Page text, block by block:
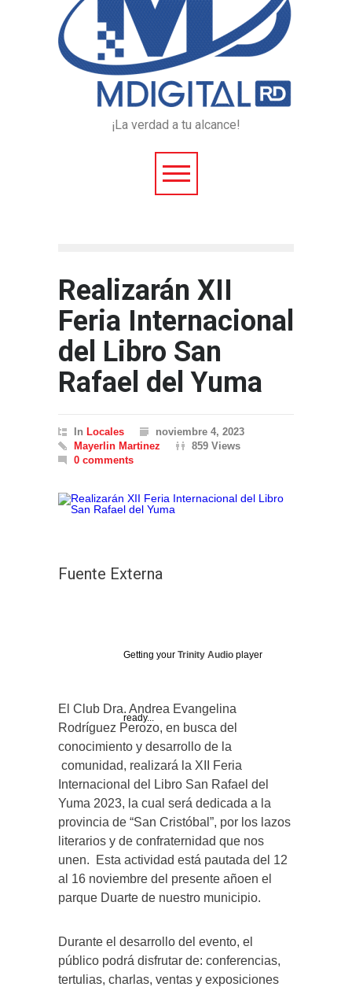
¡La verdad a tu alcance!
Realizarán XII
Feria Internacional
del Libro San
Rafael del Yuma
In Locales
noviembre 4, 2023
Mayerlin Martinez
859 Views
0 comments
Fuente Externa
Getting your Trinity Audio player
ready...
El Club Dra. Andrea Evangelina
Rodríguez Perozo, en busca del
conocimiento y desarrollo de la
comunidad, realizará la XI
Feria
Internacional del Libro San Rafael del
Yuma 2023, la cual será dedicada a la
provincia de “San Cristóbal ”, por los lazos
literarios y de confraternidad que nos
unen. Esta actividad está pautada del 12
al 16 noviembre del presente añoen el
parque Duarte de nuestro municipio.
Durante el desarrollo del evento, el
público podrá disfrutar de: conferencias,
tertulias, charlas, ventas y exposiciones